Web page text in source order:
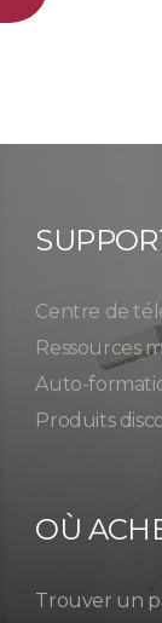
Centre de
Ressources
Auto-
Produits
OÙ
Trouver un